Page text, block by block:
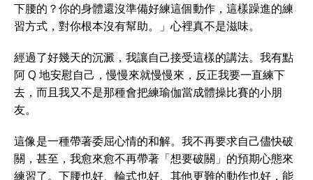
下腰的？你的身體還沒準備好練這個動作，這樣躁進的練
習方式，對你根本沒有幫助。」心裡真不是滋味。
經過了好幾天的沉澱，我讓自己接受這樣的講法。我有點
阿 Q 地安慰自己，慢慢來就慢慢來，反正我要一直練下
去，而且我又不是那種會把練瑜伽當成體操比賽的小朋
友。
這像是一種帶著委屈心情的和解。我不再要求自己儘快破
關，甚至，我愈來愈不再帶著「想要破關」的預期心態來
練習了。下腰也好、輪式也好、其他更難的動作也好，能